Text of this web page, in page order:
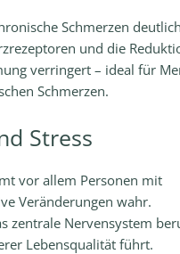
Schmerzen
und die
verringert – ideal für
Schmerzen.
Stress
vor allem Personen mit
Veränderungen wahr.
zentrale Nervensystem
Lebensqualität führt.